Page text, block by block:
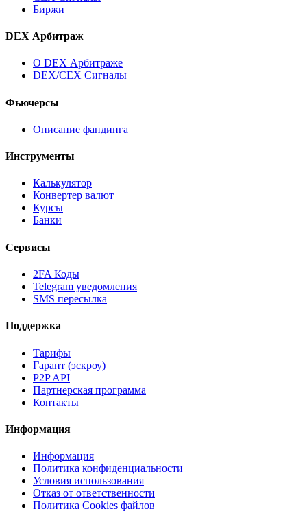
Биржи
DEX Арбитраж
О DEX Арбитраже
DEX/CEX Сигналы
Фьючерсы
Описание фандинга
Инструменты
Калькулятор
Конвертер валют
Курсы
Банки
Сервисы
2FA Коды
Telegram уведомления
SMS пересылка
Поддержка
Тарифы
Гарант (эскроу)
P2P API
Партнерская программа
Контакты
Информация
Информация
Политика конфиденциальности
Условия использования
Отказ от ответственности
Политика Cookies файлов